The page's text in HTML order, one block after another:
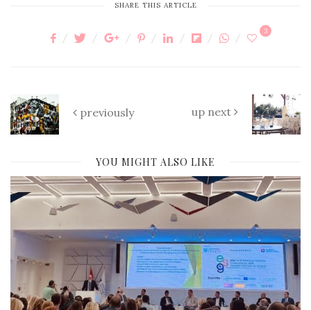
SHARE THIS ARTICLE
3
previously up next
YOU MIGHT ALSO LIKE